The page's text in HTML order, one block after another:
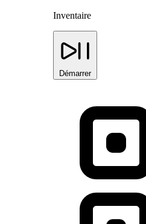
Inventaire
Démarrer